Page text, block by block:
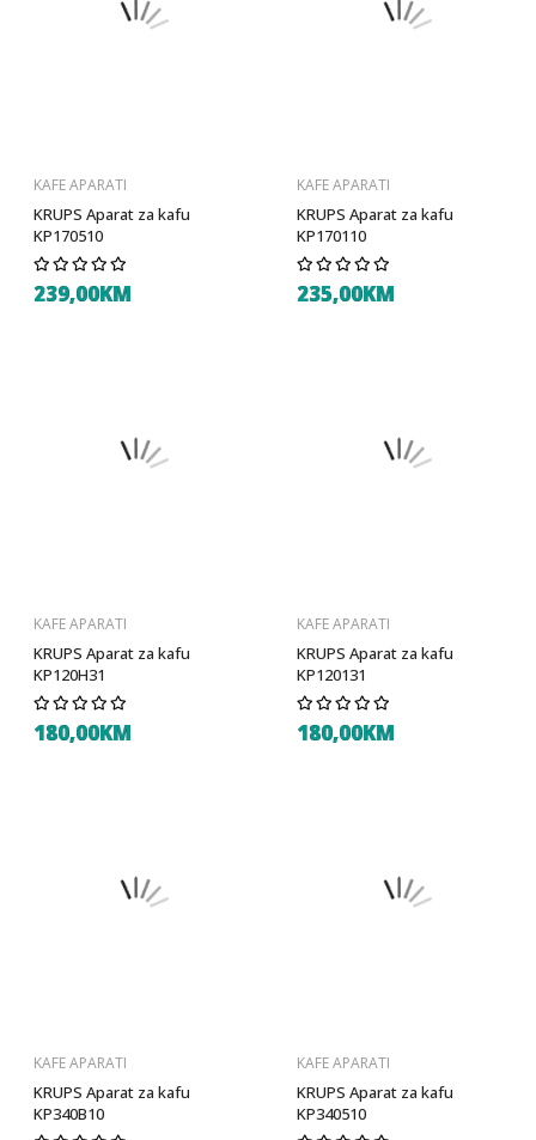
KAFE APARATI
KRUPS Aparat za kafu
KP170510
239,00KM
KAFE APARATI
KRUPS Aparat za kafu
KP170110
235,00KM
KAFE APARATI
KRUPS Aparat za kafu
KP120H31
180,00KM
KAFE APARATI
KRUPS Aparat za kafu
KP120131
180,00KM
KAFE APARATI
KRUPS Aparat za kafu
KP340B10
KAFE APARATI
KRUPS Aparat za kafu
KP340510